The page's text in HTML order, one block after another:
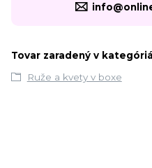
Tovar zaradený v
Ruže a kvety v boxe